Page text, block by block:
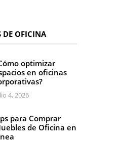
DE OFICINA
optimizar
en oficinas
4, 2026
para Comprar
de Oficina en